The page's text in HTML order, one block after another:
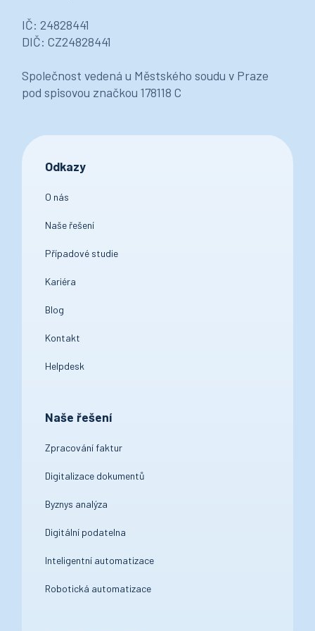
IČ: 24828441
DIČ: CZ24828441
Společnost vedená u Městského soudu v Praze
pod spisovou značkou 178118 C
Odkazy
O nás
Naše řešení
Případové studie
Kariéra
Blog
Kontakt
Helpdesk
Naše řešení
Zpracování faktur
Digitalizace dokumentů
Byznys analýza
Digitální podatelna
Inteligentní automatizace
Robotická automatizace